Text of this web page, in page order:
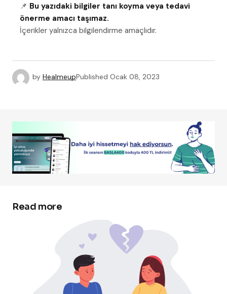
📌 Bu yazıdaki bilgiler tanı koyma veya tedavi
önerme amacı taşımaz.
İçerikler yalnızca bilgilendirme amaçlıdır.
by HealmeupPublished Ocak 08, 2023
Read more